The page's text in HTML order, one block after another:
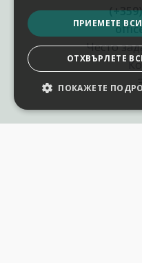
Често
ПРИЕМЕТЕ
ОТХВЪРЛЕТЕ
ПОКАЖЕТЕ